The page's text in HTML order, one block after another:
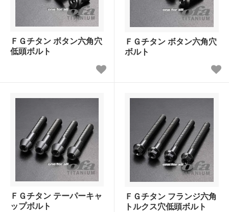
ＦＧチタン ボタン六角穴
低頭ボルト
ＦＧチタン ボタン六角穴
ボルト
ＦＧチタン テーパーキャ
ップボルト
ＦＧチタン フランジ六角
トルクス穴低頭ボルト